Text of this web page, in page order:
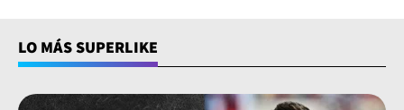
LO MÁS SUPERLIKE